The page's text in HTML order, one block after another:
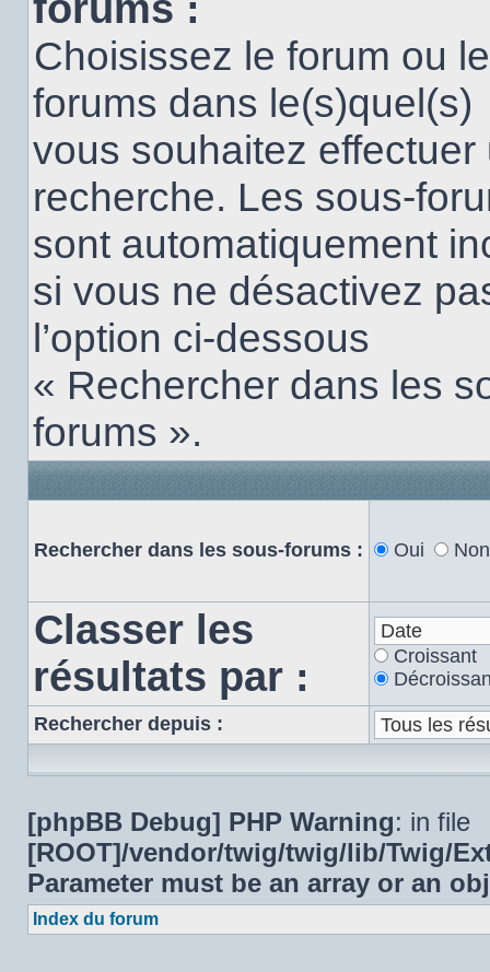
Choisissez le forum ou
forums dans le(s)quel(s)
vous souhaitez effectuer
recherche. Les sous-
sont automatiquement
si vous ne désactivez
l’option ci-dessous
« Rechercher dans les
forums ».
Rechercher dans les sous-forums : Oui Non
Classer les
résultats par :
Croissant
Rechercher depuis :
[phpBB Debug] PHP Warning: in file
[ROOT]/vendor/twig/twig/lib/Twig/
Parameter must be an array or an
Index du forum